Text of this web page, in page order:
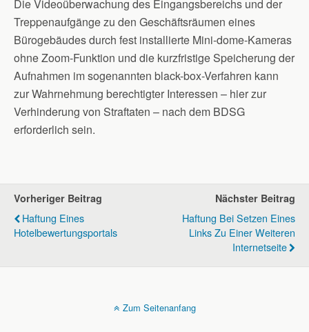
Die Videoüberwachung des Eingangsbereichs und der
Treppenaufgänge zu den Geschäftsräumen eines
Bürogebäudes durch fest installierte Mini-dome-Kameras
ohne Zoom-Funktion und die kurzfristige Speicherung der
Aufnahmen im sogenannten black-box-Verfahren kann
zur Wahrnehmung berechtigter Interessen – hier zur
Verhinderung von Straftaten – nach dem BDSG
erforderlich sein.
Vorheriger Beitrag
Haftung Eines
Hotelbewertungsportals
Nächster Beitrag
Haftung Bei Setzen Eines
Links Zu Einer Weiteren
Internetseite
Zum Seitenanfang